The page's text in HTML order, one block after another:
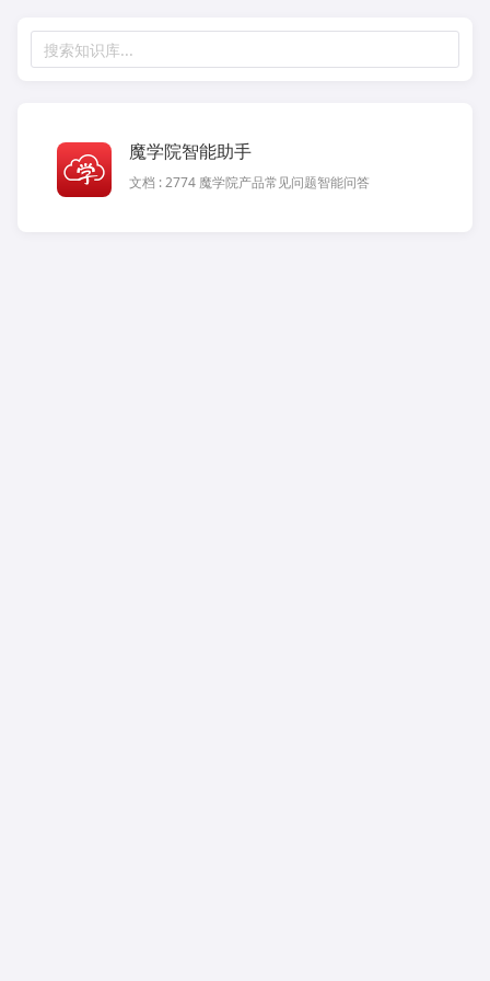
搜索知识库...
魔学院智能助手
文档 : 2774 魔学院产品常见问题智能问答